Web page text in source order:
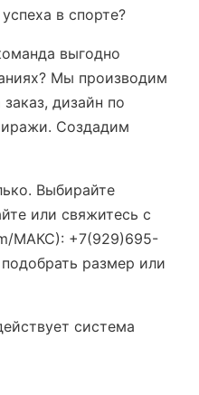
в спорте?
выгодно
Мы производим
дизайн по
Создадим
Выбирайте
или свяжитесь с
МАКС): +7(929)695-
размер или
система